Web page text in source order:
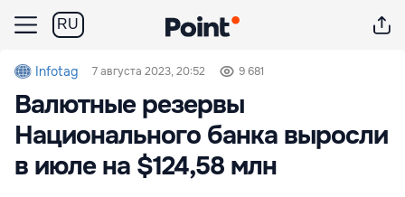
RU
Infotag 7 августа 2023, 20:52 9 681
Валютные резервы
Национального банка выросли
в июле на $124,58 млн